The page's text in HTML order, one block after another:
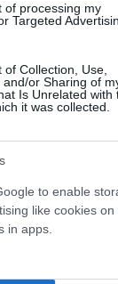
of processing my
Targeted
Collection, Use,
and/or Sharing of
Is Unrelated with
it was collected.
to enable
like cookies on
in apps.
την πόρτα
είναι